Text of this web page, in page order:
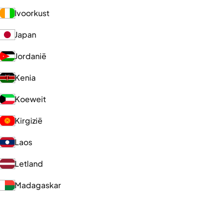
Ivoorkust
Japan
Jordanië
Kenia
Koeweit
Kirgizië
Laos
Letland
Madagaskar